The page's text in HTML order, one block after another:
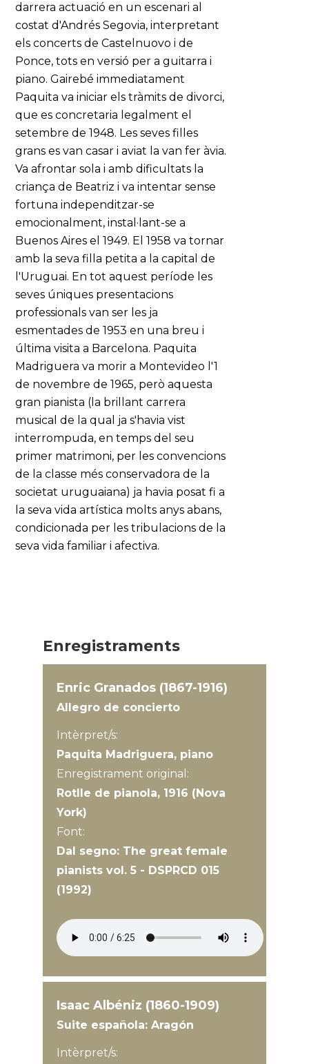
darrera actuació en un escenari al
costat d'Andrés Segovia, interpretant
els concerts de Castelnuovo i de
Ponce, tots en versió per a guitarra i
piano. Gairebé immediatament
Paquita va iniciar els tràmits de divorci,
que es concretaria legalment el
setembre de 1948. Les seves filles
grans es van casar i aviat la van fer àvia.
Va afrontar sola i amb dificultats la
criança de Beatriz i va intentar sense
fortuna independitzar-se
emocionalment, instal·lant-se a
Buenos Aires el 1949. El 1958 va tornar
amb la seva filla petita a la capital de
l'Uruguai. En tot aquest període les
seves úniques presentacions
professionals van ser les ja
esmentades de 1953 en una breu i
última visita a Barcelona. Paquita
Madriguera va morir a Montevideo l'1
de novembre de 1965, però aquesta
gran pianista (la brillant carrera
musical de la qual ja s'havia vist
interrompuda, en temps del seu
primer matrimoni, per les convencions
de la classe més conservadora de la
societat uruguaiana) ja havia posat fi a
la seva vida artística molts anys abans,
condicionada per les tribulacions de la
seva vida familiar i afectiva.
Enregistraments
Enric Granados (1867-1916)
Allegro de concierto
Intèrpret/s:
Paquita Madriguera, piano
Enregistrament original:
Rotlle de pianola, 1916 (Nova
York)
Font:
Dal segno: The great female
pianists vol. 5 - DSPRCD 015
(1992)
Isaac Albéniz (1860-1909)
Suite española: Aragón
Intèrpret/s: